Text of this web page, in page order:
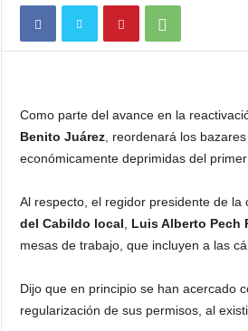
m
Como parte del avance en la
Benito Juárez, reordenará los
económicamente deprimidas del primer
Al respecto, el regidor presidente de la
del Cabildo local
Luis Alberto Pech
mesas de trabajo, que incluyen a las
Dijo que en principio se han acercado
regularización de sus permisos, al